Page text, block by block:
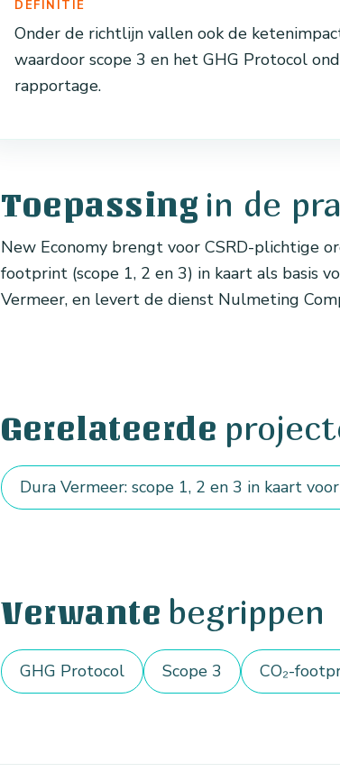
DEFINITIE
Onder de richtlijn vallen ook de
waardoor scope 3 en het GHG Protocol
rapportage.
Toepassing in de
New Economy brengt voor CSRD-plichtige
footprint (scope 1, 2 en 3) in kaart als basis
Vermeer, en levert de dienst Nulmeting
Gerelateerde
Dura Vermeer: scope 1, 2 en 3 in kaart
Verwante begrippen
GHG Protocol Scope 3 CO₂-